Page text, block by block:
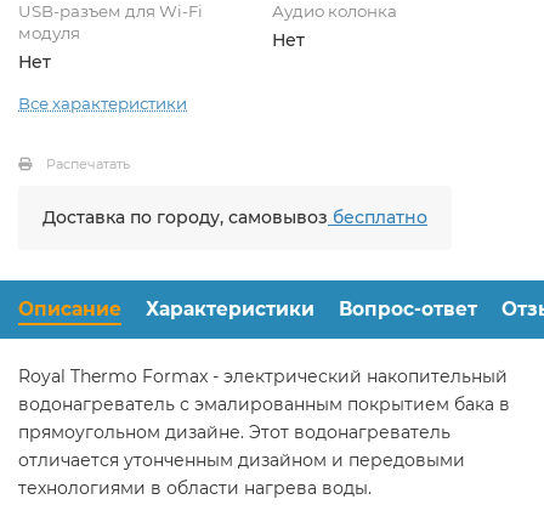
USB-разъем для Wi-Fi
модуля
Нет
Аудио колонка
Нет
Все характеристики
Распечатать
Доставка по городу, самовывоз бесплатно
Описание Характеристики Вопрос-ответ
Royal Thermo Formax - электрический накопительный
водонагреватель с эмалированным покрытием бака в
прямоугольном дизайне. Этот водонагреватель
отличается утонченным дизайном и передовыми
технологиями в области нагрева воды.